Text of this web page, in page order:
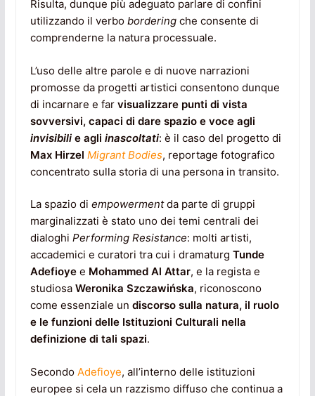
Risulta, dunque più adeguato parlare di confini
utilizzando il verbo bordering che consente di
comprenderne la natura processuale.
L’uso delle altre parole e di nuove narrazioni
promosse da progetti artistici consentono dunque
di incarnare e far visualizzare punti di vista
sovversivi, capaci di dare spazio e voce agli
invisibilie agli inascoltati: è il caso del progetto di
Max Hirzel Migrant Bodies, reportage fotografico
concentrato sulla storia di una persona in transito.
La spazio di empowermentda parte di gruppi
marginalizzati è stato uno dei temi centrali dei
dialoghi Performing Resistance: molti artisti,
accademici e curatori tra cui i dramaturg Tunde
Adefioyee Mohammed Al Attar, e la regista e
studiosa Weronika Szczawińska, riconoscono
come essenziale un discorso sulla natura, il ruolo
e le funzioni delle Istituzioni Culturali nella
definizione di tali spazi.
Secondo Adefioye, all’interno delle istituzioni
europee si cela un razzismo diffuso che continua a